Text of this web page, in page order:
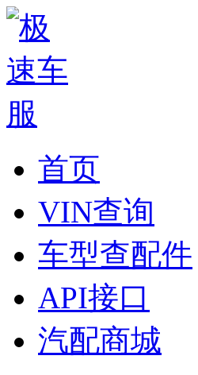
首页
VIN查询
车型查配件
API接口
汽配商城